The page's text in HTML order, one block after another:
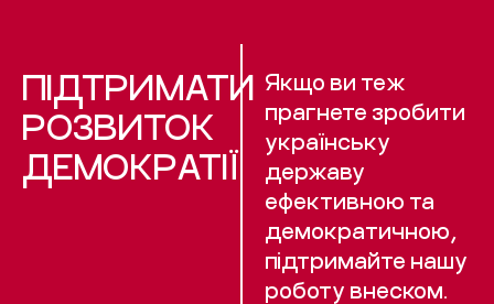
ПІДТРИМАТИ
РОЗВИТОК
ДЕМОКРАТІЇ
Якщо ви теж
прагнете зробити
українську
державу
ефективною та
демократичною,
підтримайте нашу
роботу внеском.